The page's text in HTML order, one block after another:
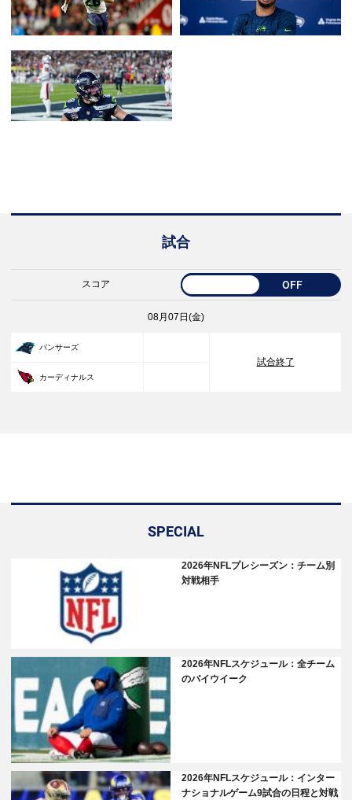
試合
スコア OFF
08月07日(金)
パンサーズ
試合終了
カーディナルス
SPECIAL
2026年NFLプレシーズン：チーム別
対戦相手
2026年NFLスケジュール：全チーム
のバイウイーク
2026年NFLスケジュール：インター
ナショナルゲーム9試合の日程と対戦